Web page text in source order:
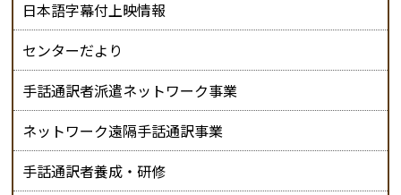
日本語字幕付上映情報
センターだより
手話通訳者派遣ネットワーク事業
ネットワーク遠隔手話通訳事業
手話通訳者養成・研修